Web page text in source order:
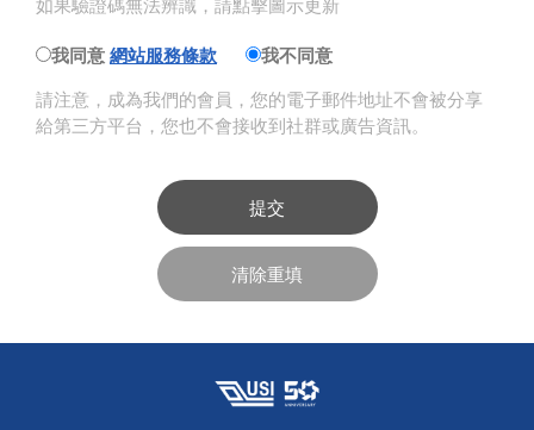
如果驗證碼無法辨識，請點擊圖示更新
我同意 網站服務條款
我不同意
請注意，成為我們的會員，您的電子郵件地址不會被分享
給第三方平台，您也不會接收到社群或廣告資訊。
提交
清除重填